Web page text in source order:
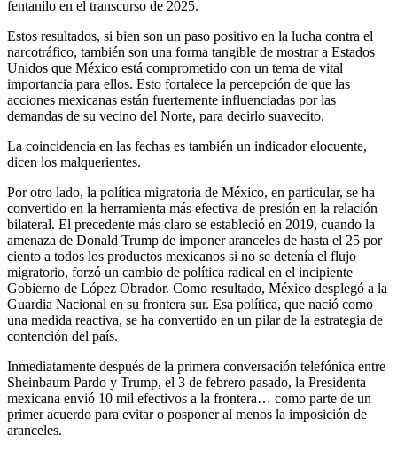
fentanilo en el transcurso de 2025.
Estos resultados, si bien son un paso positivo en la lucha contra el
narcotráfico, también son una forma tangible de mostrar a Estados
Unidos que México está comprometido con un tema de vital
importancia para ellos. Esto fortalece la percepción de que las
acciones mexicanas están fuertemente influenciadas por las
demandas de su vecino del Norte, para decirlo suavecito.
La coincidencia en las fechas es también un indicador elocuente,
dicen los malquerientes.
Por otro lado, la política migratoria de México, en particular, se ha
convertido en la herramienta más efectiva de presión en la relación
bilateral. El precedente más claro se estableció en 2019, cuando la
amenaza de Donald Trump de imponer aranceles de hasta el 25 por
ciento a todos los productos mexicanos si no se detenía el flujo
migratorio, forzó un cambio de política radical en el incipiente
Gobierno de López Obrador. Como resultado, México desplegó a la
Guardia Nacional en su frontera sur. Esa política, que nació como
una medida reactiva, se ha convertido en un pilar de la estrategia de
contención del país.
Inmediatamente después de la primera conversación telefónica entre
Sheinbaum Pardo y Trump, el 3 de febrero pasado, la Presidenta
mexicana envió 10 mil efectivos a la frontera… como parte de un
primer acuerdo para evitar o posponer al menos la imposición de
aranceles.